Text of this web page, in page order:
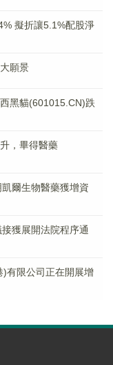
擬折讓5.1%配股淨
願景
黑貓(601015.CN)跌
，畢得醫藥
爾生物醫藥獲增資
獲展開法院程序通
有限公司正在開展增